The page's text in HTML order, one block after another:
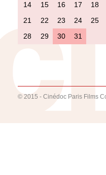
14
15 16 17 18
21
22 23 24 25
28
29 30 31
© 2015 - Cinédoc Paris Films